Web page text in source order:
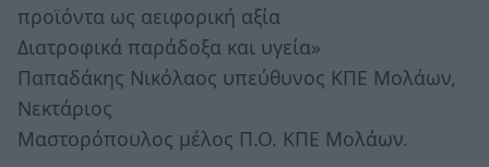
προϊόντα ως αειφορική αξία
Διατροφικά παράδοξα και υγεία»
Παπαδάκης Νικόλαος υπεύθυνος ΚΠΕ Μολάων,
Νεκτάριος
Μαστορόπουλος μέλος Π.Ο. ΚΠΕ Μολάων.